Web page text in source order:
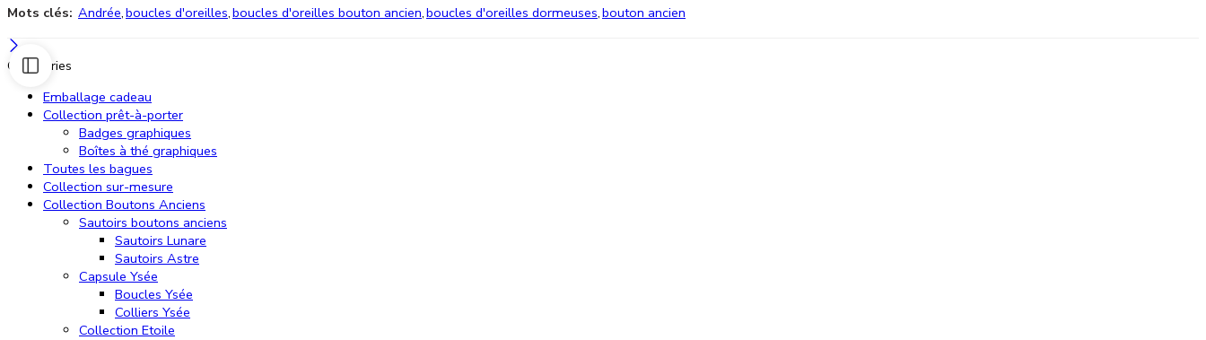
Mots clés: Andrée,boucles d'oreilles,boucles d'oreilles bouton ancien,boucles d'oreilles dormeuses,bouton ancien
Categories
Emballage cadeau
Collection prêt-à-porter
Badges graphiques
Boîtes à thé graphiques
Toutes les bagues
Collection sur-mesure
Collection Boutons Anciens
Sautoirs boutons anciens
Sautoirs Lunare
Sautoirs Astre
Capsule Ysée
Boucles Ysée
Colliers Ysée
Collection Etoile